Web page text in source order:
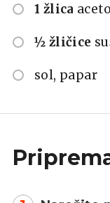
1 žlica
½ žličice
sol, papar